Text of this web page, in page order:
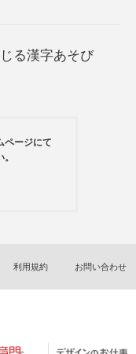
る漢字あそび
ページにて
利用規約 お問い合わせ